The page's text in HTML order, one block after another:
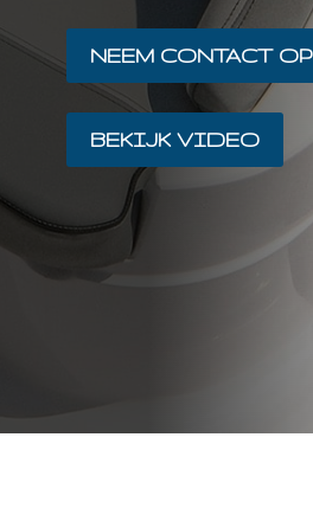
NEEM CONTACT OP
BEKIJK VIDEO